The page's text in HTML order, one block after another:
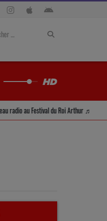
Plateau radio au Festival du Roi Arthur ♬